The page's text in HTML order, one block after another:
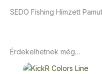
SEDO Fishing Hímzett
Érdekelhetnek még…